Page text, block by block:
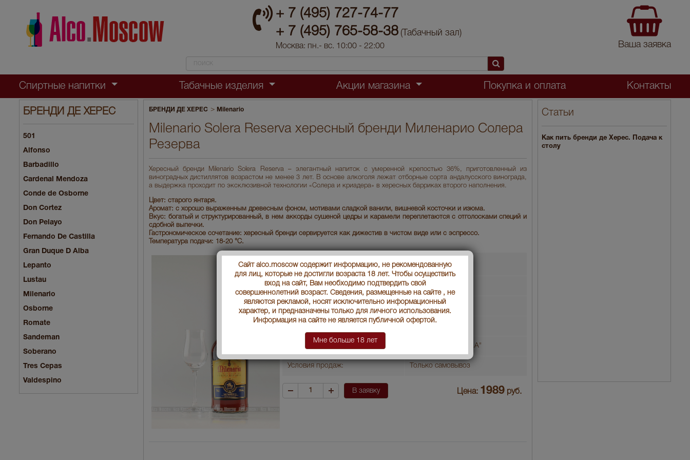
+ 7 (495) 727-74-77
+ 7 (495) 765-58-38 (Табачный зал)
Москва: пн.- вс. 10:00 - 22:00 Ваша заявка
Спиртные напитки Табачные изделия Акции магазина Покупка и оплата Контакты
БРЕНДИ ДЕ ХЕРЕС
501
Alfonso
Barbadillo
Cardenal Mendoza
Conde de Osborne
Don Cortez
Don Pelayo
Fernando De Castilla
Gran Duque D Alba
Lepanto
Lustau
Milenario
Osborne
Romate
Sandeman
Soberano
Tres Cepas
Valdespino
БРЕНДИ ДЕ ХЕРЕС > Milenario
Milenario Solera Reserva хересный бренди Миленарио Солера
Резерва
Хересный бренди Milenario Solera Reserva – элегантный напиток с умеренной крепостью 36%, приготовленный из
виноградных дистиллятов возрастом не менее 3 лет. В основе алкоголя лежат отборные сорта андалусского винограда,
а выдержка проходит по эксклюзивной технологии «Солера и криадера» в хересных барриках второго наполнения.
Цвет: старого янтаря.
Аромат: с хорошо выраженным древесным фоном, мотивами сладкой ванили, вишневой косточки и изюма.
Вкус: богатый и структурированный, в нем аккорды сушеной цедры и карамели переплетаются с отголосками специй и
сдобной выпечки.
Гастрономическое сочетание: хересный бренди сервируется как дижестив в чистом виде или с эспрессо.
Температура подачи: 18-20 °С.
Страна производства Испания
Объем бутылки 0.7 л
Градус 36
Артикул 30616
"Луис Кабальеро С.А"
Условия продаж: Только самовывоз
В заявку Цена: 1989 руб.
Статьи
Как пить бренди де Херес. Подача к
столу
Сайт alco.moscow содержит информацию, не рекомендованную
для лиц, которые не достигли возраста 18 лет. Чтобы осуществить
вход на сайт, Вам необходимо подтвердить свой
совершеннолетний возраст. Сведения, размещенные на сайте , не
являются рекламой, носят исключительно информационный
характер, и предназначены только для личного использования.
Информация на сайте не является публичной офертой.
Мне больше 18 лет